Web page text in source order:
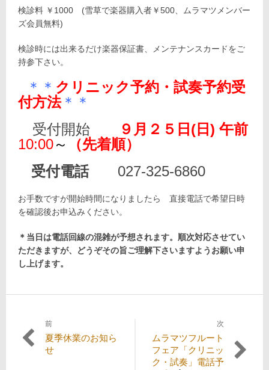
検診料 ￥ 1000 (雪草で楽器購入者￥500 、ムラマツメンバー
ズ会員無料)
検診時には出来るだけ楽器保証書、メンテナンスカードをご
持参下さい。
＊＊ クリニック予約・試奏予約受
付方法＊＊
受付開始
９月２５日(日) 午前
10:00～
（先着順）
受付電話
027-325-6860
お手数ですが開始時間になりましたら 直接電話で希望日時
を確認後お申込みください。
＊当日は電話回線の混雑が予想されます。順次対応させてい
ただきますが、どうぞその旨ご理解下さいますようお願い申
し上げます。
投
稿
前
過
去
夏季休業のお知ら
せ
次
ムラマツフルート
フェア「クリニッ
ク・試奏」電話予